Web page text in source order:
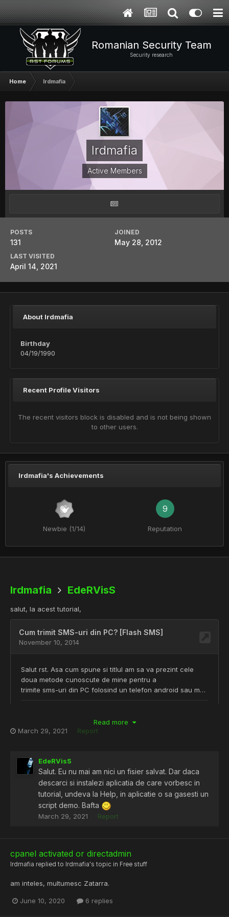
Romanian Security Team
Security research
Home lrdmafia
lrdmafia
Active Members
POSTS
131
JOINED
May 28, 2012
LAST VISITED
April 14, 2021
About lrdmafia
Birthday
04/19/1990
Recent Profile Visitors
The recent visitors block is disabled and is not being shown
to other users.
lrdmafia's Achievements
Newbie (1/14)
9
Reputation
lrdmafia EdeRVisS
salut, la acest tutorial,
usor ?:)))
Read more
March 29, 2021
Report
EdeRVisS
Salut. Eu nu mai am nici un fisier salvat. Dar daca
descarci si instalezi aplicatia de care vorbesc in
tutorial, undeva la Help, in aplicatie o sa gasesti un
script demo. Bafta
March 29, 2021 Report
cpanel activated or directadmin
lrdmafia replied to lrdmafia's topic in Free stuff
am inteles, multumesc Zatarra.
June 10, 2020 6 replies